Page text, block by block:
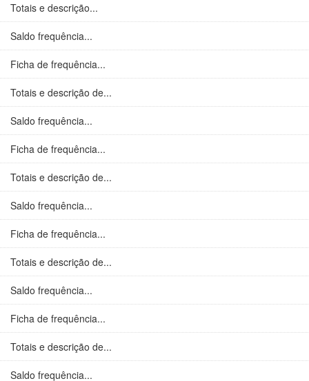
Totais e descrição...
Saldo frequência...
Ficha de frequência...
Totais e descrição de...
Saldo frequência...
Ficha de frequência...
Totais e descrição de...
Saldo frequência...
Ficha de frequência...
Totais e descrição de...
Saldo frequência...
Ficha de frequência...
Totais e descrição de...
Saldo frequência...